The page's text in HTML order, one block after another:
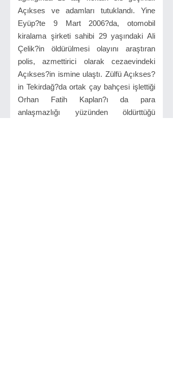
Açıkses ve adamları tutuklandı. Yine
Eyüp?te 9 Mart 2006?da, otomobil
kiralama şirketi sahibi 29 yaşındaki Ali
Çelik?in öldürülmesi olayını araştıran
polis, azmettirici olarak cezaevindeki
Açıkses?in ismine ulaştı. Zülfü Açıkses?
in Tekirdağ?da ortak çay bahçesi işlettiği
Orhan Fatih Kaplan?ı da para
anlaşmazlığı yüzünden öldürttüğü